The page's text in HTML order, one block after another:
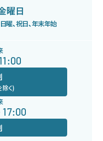
曜日
曜、祝日、年末年始
く)